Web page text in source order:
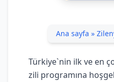
Ana sayfa »
Türkiye`nin ilk ve en
zili programına